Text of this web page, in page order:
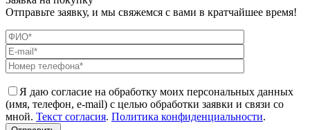
Отправьте заявку, и мы свяжемся с вами в кратчайшее время!
Я даю согласие на обработку моих персональных данных
(имя, телефон, e-mail) с целью обработки заявки и связи со
мной. Текст согласия. Политика конфиденциальности.